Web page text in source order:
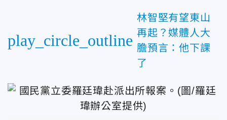
play_circle_outline
林智堅有望東山
再起？媒體人大
膽預言：他下課
了